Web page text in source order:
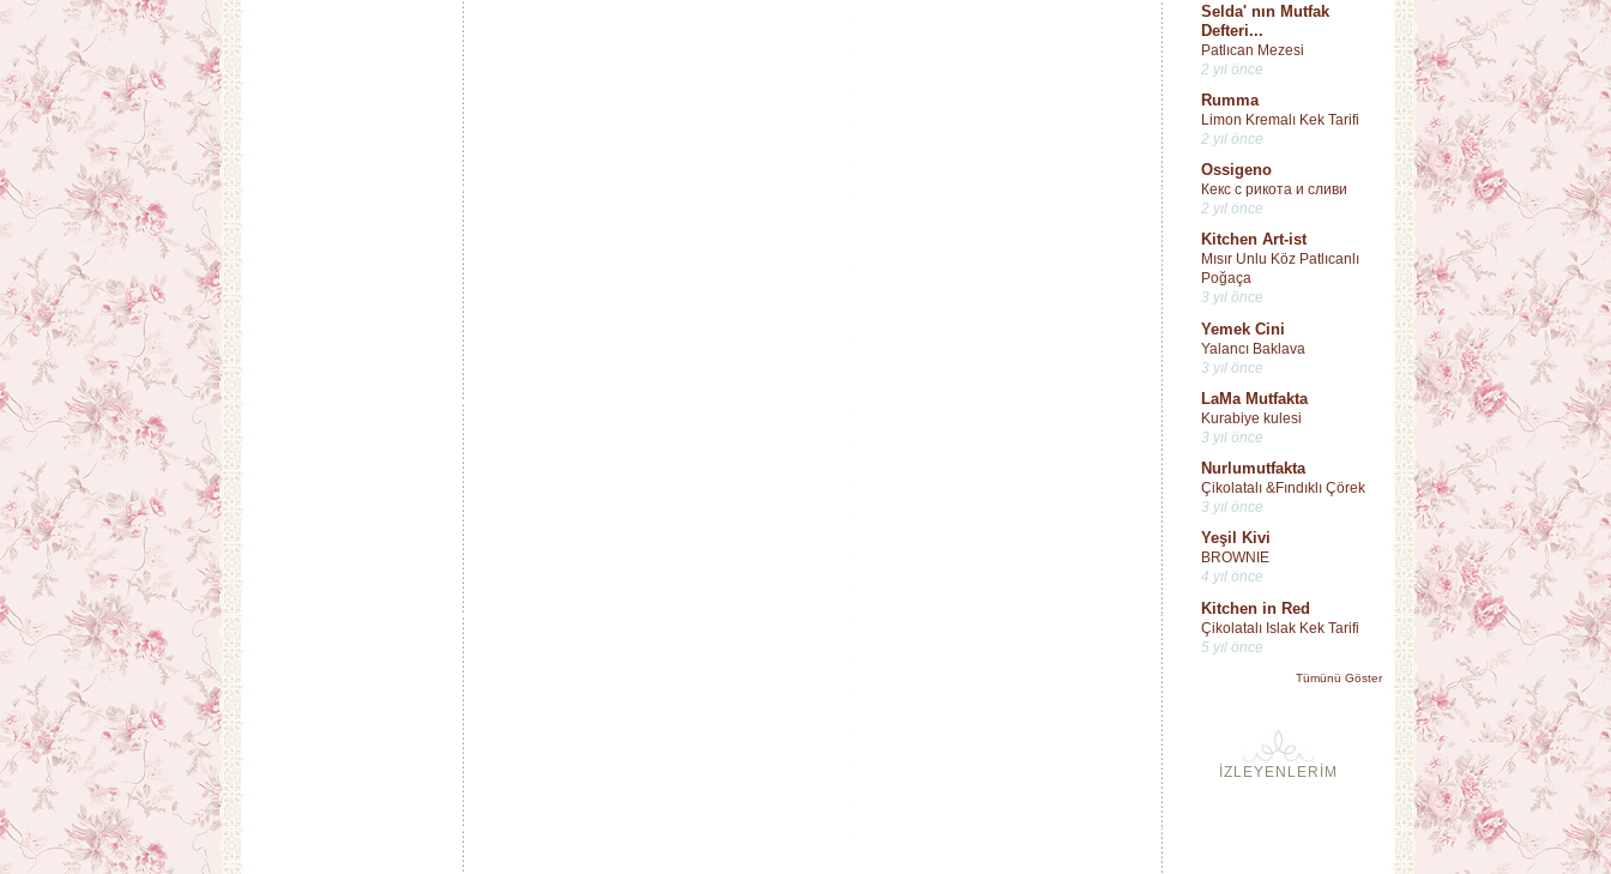
Selda' nın Mutfak
Defteri...
Patlıcan Mezesi
2 yıl önce
Rumma
Limon Kremalı Kek Tarifi
2 yıl önce
Ossigeno
Кекс с рикота и сливи
2 yıl önce
Kitchen Art-ist
Mısır Unlu Köz Patlıcanlı
Poğaça
3 yıl önce
Yemek Cini
Yalancı Baklava
3 yıl önce
LaMa Mutfakta
Kurabiye kulesi
3 yıl önce
Nurlumutfakta
Çikolatalı &Fındıklı Çörek
3 yıl önce
Yeşil Kivi
BROWNIE
4 yıl önce
Kitchen in Red
Çikolatalı Islak Kek Tarifi
5 yıl önce
Tümünü Göster
İZLEYENLERİM